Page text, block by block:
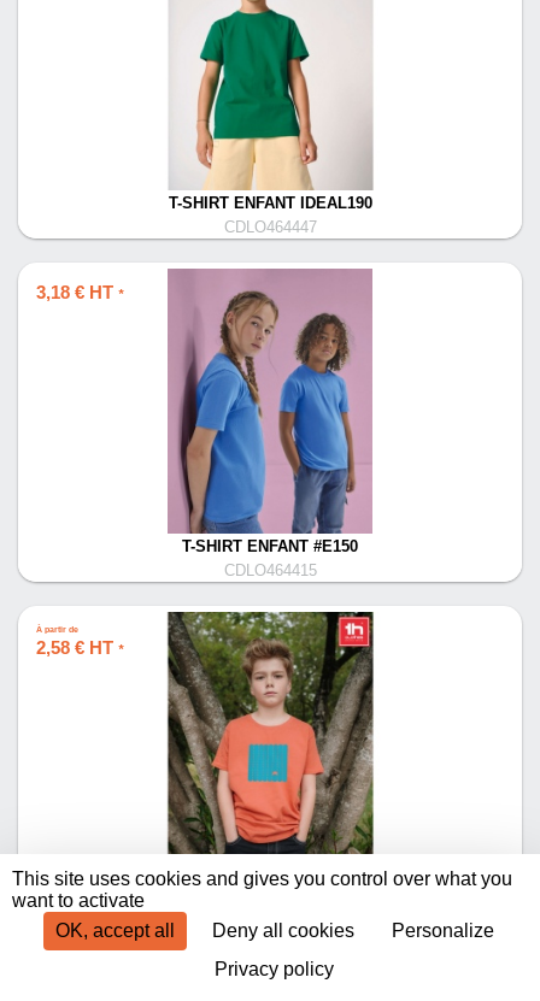
T-SHIRT ENFANT IDEAL190
CDLO464447
3,18 € HT *
T-SHIRT ENFANT #E150
CDLO464415
À partir de
2,58 € HT *
THC QUITO. T-SHIRT ENFANT UNISEXE
This site uses cookies and gives you control over what you
want to activate
OK, accept all
Deny all cookies
Personalize
Privacy policy